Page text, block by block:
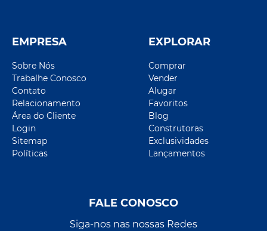
EMPRESA
Sobre Nós
Trabalhe Conosco
Contato
Relacionamento
Área do Cliente
Login
Sitemap
Políticas
EXPLORAR
Comprar
Vender
Alugar
Favoritos
Blog
Construtoras
Exclusividades
Lançamentos
FALE CONOSCO
Siga-nos nas nossas Redes